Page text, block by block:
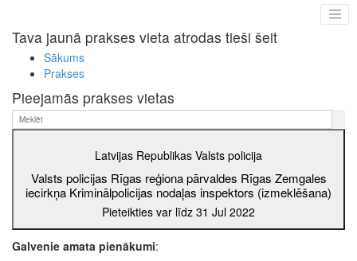
Tava jaunā prakses vieta atrodas tieši šeit
Sākums
Prakses
Pieejamās prakses vietas
Latvijas Republikas Valsts policija
Valsts policijas Rīgas reģiona pārvaldes Rīgas Zemgales
iecirkņa Kriminālpolicijas nodaļas inspektors (izmeklēšana)
Pieteikties var līdz 31 Jul 2022
Galvenie amata pienākumi: